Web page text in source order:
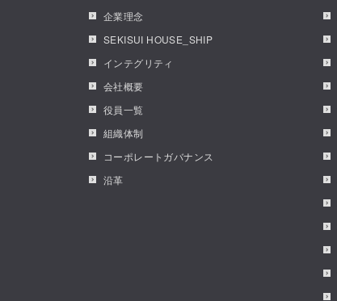
企業理念
SEKISUI HOUSE_SHIP
インテグリティ
会社概要
役員一覧
組織体制
コーポレートガバナンス
沿革